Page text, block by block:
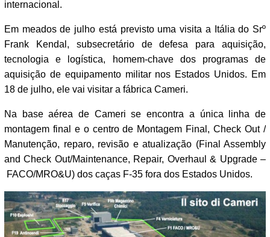
internacional.
Em meados de julho está previsto uma visita a Itália do Srº
Frank Kendal, subsecretário de defesa para aquisição,
tecnologia e logística, homem-chave dos programas de
aquisição de equipamento militar nos Estados Unidos. Em
18 de julho, ele vai visitar a fábrica Cameri.
Na base aérea de Cameri se encontra a única linha de
montagem final e o centro de Montagem Final, Check Out /
Manutenção, reparo, revisão e atualização (Final Assembly
and Check Out/Maintenance, Repair, Overhaul & Upgrade –
FACO/MRO&U) dos caças F-35 fora dos Estados Unidos.